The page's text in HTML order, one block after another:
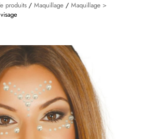
produits / Maquillage / Maquillage >